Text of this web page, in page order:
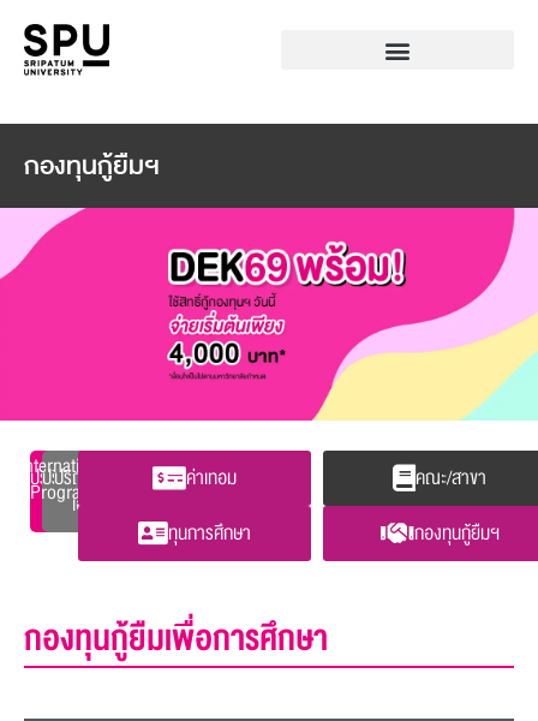
กองทุนกู้ยืมฯ
ปริญญา
ตรี
ปริญญา
โท
ปริญญา
เอก
International
Programs
ค่าเทอม
ทุนการศึกษา
คณะ/สาขา
กองทุนกู้ยืมฯ
กองทุนกู้ยืมเพื่อการศึกษา